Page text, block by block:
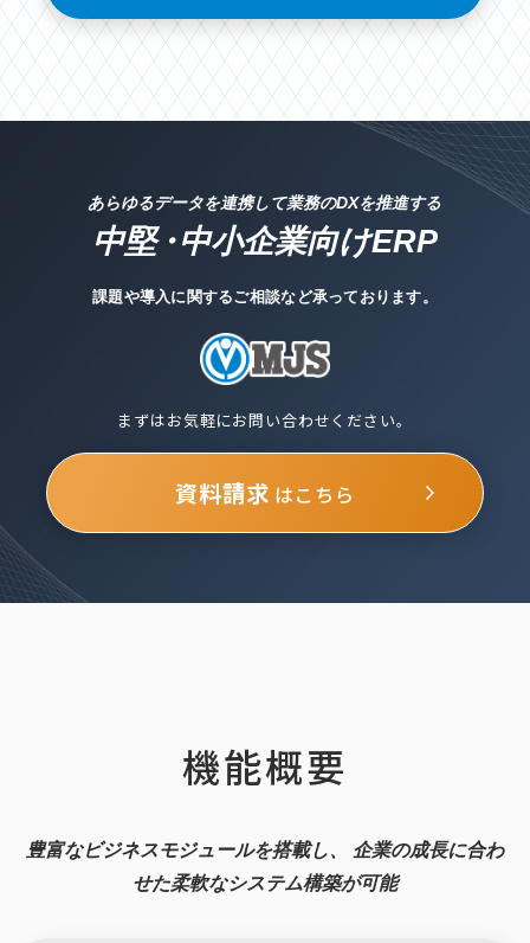
あらゆるデータを連携して業務のDXを推進する
中堅・中小企業向けERP
課題や導入に関するご相談など承っております。
まずはお気軽にお問い合わせください。
資料請求 はこちら
機能概要
豊富なビジネスモジュールを搭載し、
企業の成長に合わ
せた柔軟なシステム構築が可能